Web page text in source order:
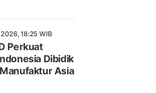
18:25 WIB
Perkuat
Dibidik
Asia